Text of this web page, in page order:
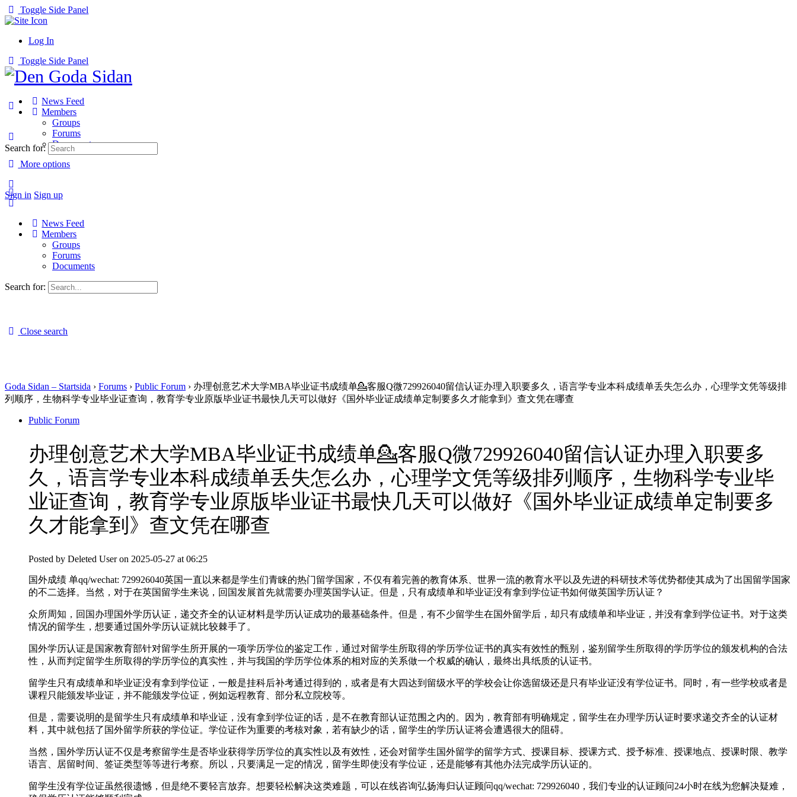
Toggle Side Panel
Log In
Toggle Side Panel
News Feed
Members
Groups
Forums
Documents
More options
Sign in Sign up
Search for:
News Feed
Members
Groups
Forums
Documents
Search for:
Close search
Goda Sidan – Startsida › Forums › Public Forum › 办理创意艺术大学MBA毕业证书成绩单💁客服Q微729926040留信认证办理入职要多久，语言学专业本科成绩单丢失怎么办，心理学文凭等级排
列顺序，生物科学专业毕业证查询，教育学专业原版毕业证书最快几天可以做好《国外毕业证成绩单定制要多久才能拿到》查文凭在哪查
Public Forum
办理创意艺术大学MBA毕业证书成绩单💁客服Q微729926040留信认证办理入职要多
久，语言学专业本科成绩单丢失怎么办，心理学文凭等级排列顺序，生物科学专业毕
业证查询，教育学专业原版毕业证书最快几天可以做好《国外毕业证成绩单定制要多
久才能拿到》查文凭在哪查
Posted by Deleted User on 2025-05-27 at 06:25
国外成绩 单qq/wechat: 729926040英国一直以来都是学生们青睐的热门留学国家，不仅有着完善的教育体系、世界一流的教育水平以及先进的科研技术等优势都使其成为了出国留学国家
的不二选择。当然，对于在英国留学生来说，回国发展首先就需要办理英国学认证。但是，只有成绩单和毕业证没有拿到学位证书如何做英国学历认证？
众所周知，回国办理国外学历认证，递交齐全的认证材料是学历认证成功的最基础条件。但是，有不少留学生在国外留学后，却只有成绩单和毕业证，并没有拿到学位证书。对于这类
情况的留学生，想要通过国外学历认证就比较棘手了。
国外学历认证是国家教育部针对留学生所开展的一项学历学位的鉴定工作，通过对留学生所取得的学历学位证书的真实有效性的甄别，鉴别留学生所取得的学历学位的颁发机构的合法
性，从而判定留学生所取得的学历学位的真实性，并与我国的学历学位体系的相对应的关系做一个权威的确认，最终出具纸质的认证书。
留学生只有成绩单和毕业证没有拿到学位证，一般是挂科后补考通过得到的，或者是有大四达到留级水平的学校会让你选留级还是只有毕业证没有学位证书。同时，有一些学校或者是
课程只能颁发毕业证，并不能颁发学位证，例如远程教育、部分私立院校等。
但是，需要说明的是留学生只有成绩单和毕业证，没有拿到学位证的话，是不在教育部认证范围之内的。因为，教育部有明确规定，留学生在办理学历认证时要求递交齐全的认证材
料，其中就包括了国外留学所获的学位证。学位证作为重要的考核对象，若有缺少的话，留学生的学历认证将会遭遇很大的阻碍。
当然，国外学历认证不仅是考察留学生是否毕业获得学历学位的真实性以及有效性，还会对留学生国外留学的留学方式、授课目标、授课方式、授予标准、授课地点、授课时限、教学
语言、居留时间、签证类型等等进行考察。所以，只要满足一定的情况，留学生即使没有学位证，还是能够有其他办法完成学历认证的。
留学生没有学位证虽然很遗憾，但是绝不要轻言放弃。想要轻松解决这类难题，可以在线咨询弘扬海归认证顾问qq/wechat: 729926040，我们专业的认证顾问24小时在线为您解决疑难，